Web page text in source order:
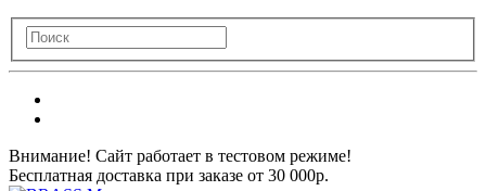
Внимание! Сайт работает в тестовом режиме!
Бесплатная доставка при заказе от 30 000р.